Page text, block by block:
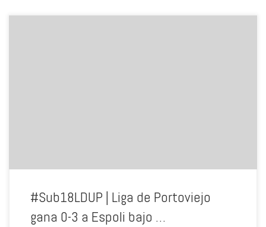
#Sub18LDUP | Liga de Portoviejo
gana 0-3 a Espoli bajo …